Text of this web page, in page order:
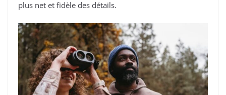
plus net et fidèle des détails.